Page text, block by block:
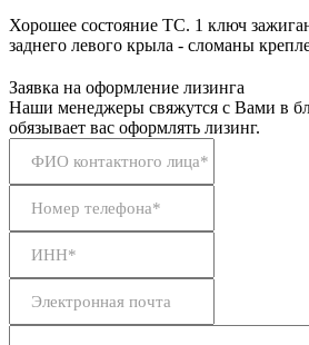
Хорошее состояние ТС. 1 ключ
заднего левого крыла - сломаны
Заявка на оформление лизинга
Наши менеджеры свяжутся с Вами в
обязывает вас оформлять лизинг.
ФИО контактного лица*
Номер телефона*
ИНН*
Электронная почта